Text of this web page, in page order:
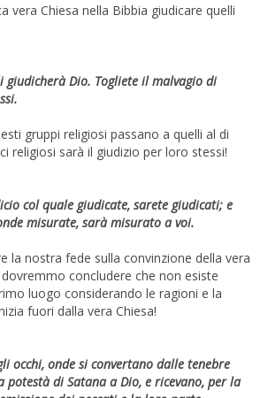
vera Chiesa nella Bibbia giudicare quelli
Dio. Togliete il malvagio di
gruppi religiosi passano a quelli al di
religiosi sarà il giudizio per loro stessi!
col quale giudicate, sarete giudicati; e
misurate, sarà misurato a voi.
la nostra fede sulla convinzione della vera
concludere che non esiste
luogo considerando le ragioni e la
fuori dalla vera Chiesa!
occhi, onde si convertano dalle tenebre
potestà di Satana a Dio, e ricevano, per la